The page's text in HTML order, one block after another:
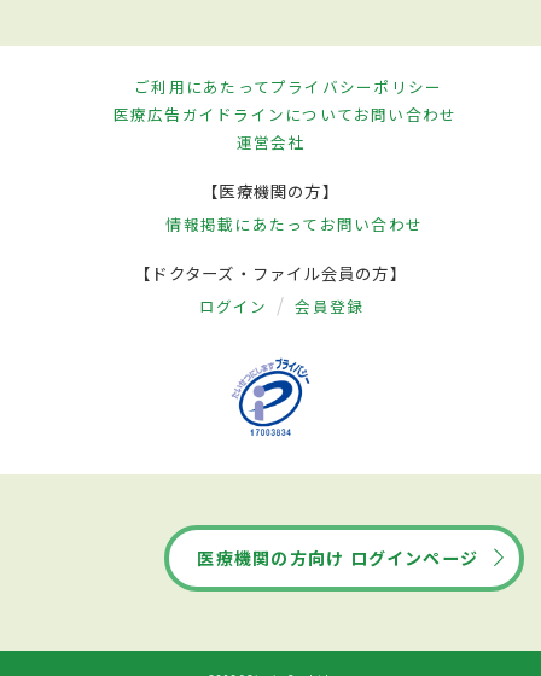
ご利用にあたってプライバシーポリシー
医療広告ガイドラインについてお問い合わせ
運営会社
【医療機関の方】
情報掲載にあたって お問い合わせ
【ドクターズ・ファイル会員の方】
ログイン 会員登録
医療機関の方向け ログインページ